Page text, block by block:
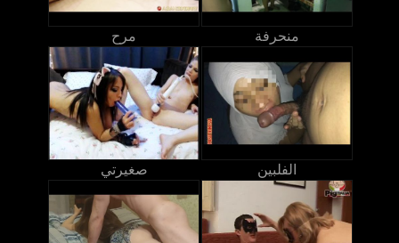
مرح منحرفة
صغيرتي الفلبين